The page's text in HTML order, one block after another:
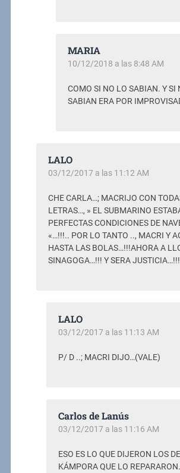
MARIA
10/12/2018 a las 8:48 AM
COMO SI NO LO SABIAN. Y SI
SABIAN ERA POR
LALO
03/12/2017 a las 11:12 AM
CHE CARLA…; MACRIJO CON
LETRAS…, » EL SUBMARINO
PERFECTAS CONDICIONES DE
«…!!!.. POR LO TANTO .., MACRI Y
HASTA LAS BOLAS…!!!AHORA A
SINAGOGA…!!! Y SERA JUSTICIA…!!!
LALO
03/12/2017 a las 11:13 AM
P/ D ..; MACRI DIJO…(VALE)
Carlos de Lanús
03/12/2017 a las 11:16 AM
ESO ES LO QUE DIJERON LOS
KÁMPORA QUE LO REPARARON.